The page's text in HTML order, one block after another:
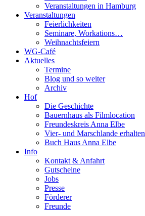
Veranstaltungen in Hamburg
Veranstaltungen
Feierlichkeiten
Seminare, Workations…
Weihnachtsfeiern
WG-Café
Aktuelles
Termine
Blog und so weiter
Archiv
Hof
Die Geschichte
Bauernhaus als Filmlocation
Freundeskreis Anna Elbe
Vier- und Marschlande erhalten
Buch Haus Anna Elbe
Info
Kontakt & Anfahrt
Gutscheine
Jobs
Presse
Förderer
Freunde